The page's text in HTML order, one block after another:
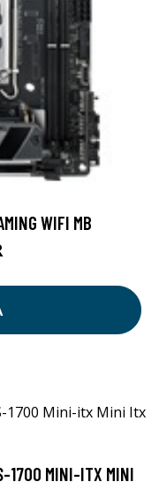
WIFI MB
1700 MINI-ITX MINI